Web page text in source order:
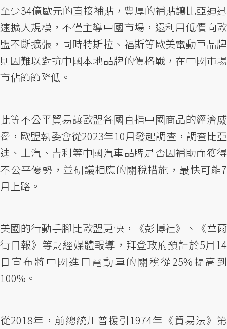
至少34億歐元的直接補貼，豐厚的補貼讓比亞迪迅
速擴大規模，不僅主導中國市場，還利用低價向歐
盟不斷擴張，同時特斯拉、福斯等歐美電動車品牌
則因難以對抗中國本地品牌的價格戰，在中國市場
市佔節節降低。
此等不公平貿易讓歐盟各國直指中國商品的經濟威
脅，歐盟執委會從2023年10月發起調查，調查比亞
迪、上汽、吉利等中國汽車品牌是否因補助而獲得
不公平優勢，並研議相應的關稅措施，最快可能7
月上路。
美國的行動手腳比歐盟更快，《彭博社》、《華爾
街日報》等財經媒體報導，拜登政府預計於5月14
日宣布將中國進口電動車的關稅從25%提高到
100%。
從2018年，前總統川普援引1974年《貿易法》第